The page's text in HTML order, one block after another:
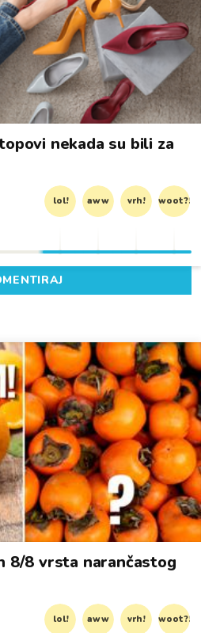
nekada su bili za
lol! aww vrh! woot?!
8/8 vrsta narančastog
lol! aww vrh! woot?!